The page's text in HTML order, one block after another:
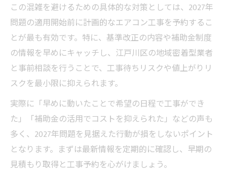
この混雑を避けるための具体的な対策としては、2027年
問題の適用開始前に計画的なエアコン工事を予約するこ
とが最も有効です。特に、基準改正の内容や補助金制度
の情報を早めにキャッチし、江戸川区の地域密着型業者
と事前相談を行うことで、工事待ちリスクや値上がりリ
スクを最小限に抑えられます。
実際に「早めに動いたことで希望の日程で工事ができ
た」「補助金の活用でコストを抑えられた」などの声も
多く、2027年問題を見据えた行動が損をしないポイント
となります。まずは最新情報を定期的に確認し、早期の
見積もり取得と工事予約を心がけましょう。